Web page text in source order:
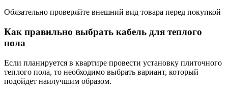
Обязательно проверяйте внешний вид товара перед покупкой
Как правильно выбрать кабель для теплого
пола
Если планируется в квартире провести установку плиточного
теплого пола, то необходимо выбрать вариант, который
подойдет наилучшим образом.